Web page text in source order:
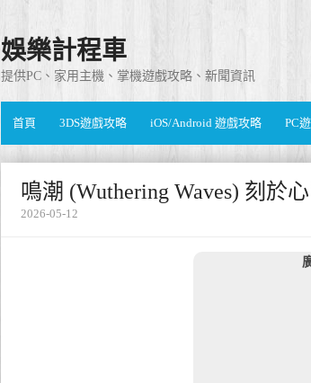
娛樂計程車
提供PC、家用主機、掌機遊戲攻略、新聞資訊
首頁 3DS遊戲攻略 iOS/Android 遊戲攻略 PC
鳴潮 (Wuthering Waves) 刻於
2026-05-12